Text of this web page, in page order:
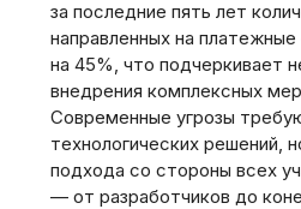
за последние пять лет
направленных на
на 45%, что подчеркивает
внедрения комплексных
Современные угрозы
технологических решений,
подхода со стороны всех
— от разработчиков до